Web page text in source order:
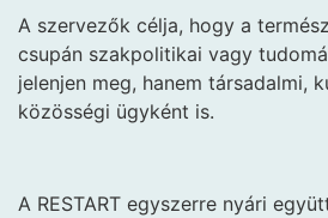
A szervezők célja, hogy a
csupán szakpolitikai vagy
jelenjen meg, hanem társadalmi,
közösségi ügyként is.
A RESTART egyszerre nyári